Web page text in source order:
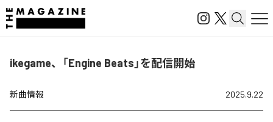
ikegame、「Engine Beats」を配信開始
新曲情報 2025.9.22